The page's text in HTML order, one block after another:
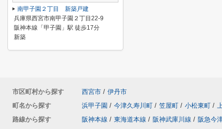
南甲子園２丁目 新築戸建
兵庫県西宮市南甲子園２丁目22-9
阪神本線「甲子園」駅 徒歩17分
新築
市区町村から探す 西宮市 / 伊丹市
町名から探す
浜甲子園 / 今津久寿川町 / 笠屋町 / 小松東町 /
路線から探す
阪神本線 / 東海道本線 / 阪神武庫川線 / 阪急今